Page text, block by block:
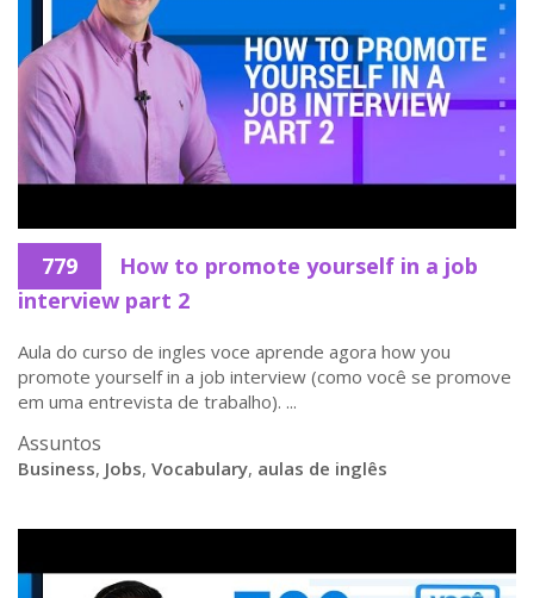
779
How to promote yourself in a job
interview part 2
Aula do curso de ingles voce aprende agora how you
promote yourself in a job interview (como você se promove
em uma entrevista de trabalho). ...
Assuntos
Business, Jobs, Vocabulary, aulas de inglês